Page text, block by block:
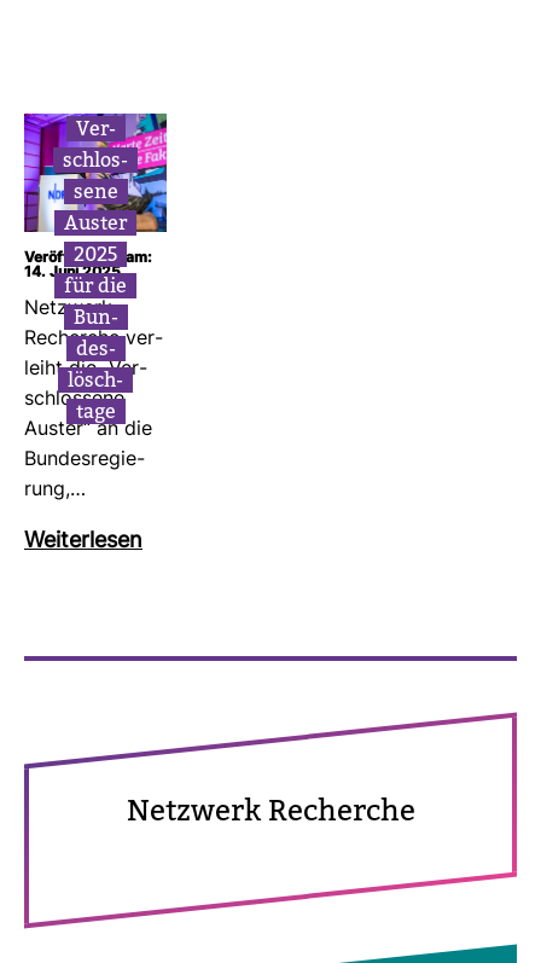
Ver­
schlos­
sene
Auster
2025
für die
Bun­
des­
lösch­
tage
Veröffentlicht am:
14. Juni 2025
Netz­werk
Recherche ver­
leiht die „Ver­
schlos­sene
Auster“ an die
Bun­des­re­gie­
rung,…
Wei­ter­lesen
Netz­werk Recherche